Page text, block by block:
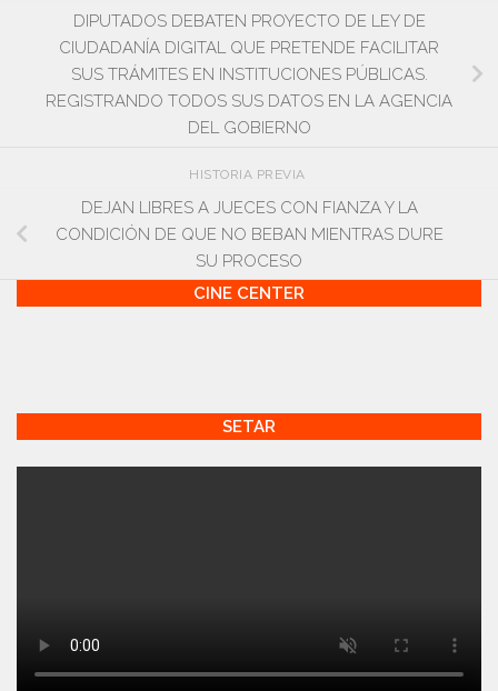
DIPUTADOS DEBATEN PROYECTO DE LEY DE
CIUDADANÍA DIGITAL QUE PRETENDE FACILITAR
SUS TRÁMITES EN INSTITUCIONES PÚBLICAS.
REGISTRANDO TODOS SUS DATOS EN LA AGENCIA
DEL GOBIERNO
HISTORIA PREVIA
DEJAN LIBRES A JUECES CON FIANZA Y LA
CONDICIÓN DE QUE NO BEBAN MIENTRAS DURE
SU PROCESO
CINE CENTER
SETAR